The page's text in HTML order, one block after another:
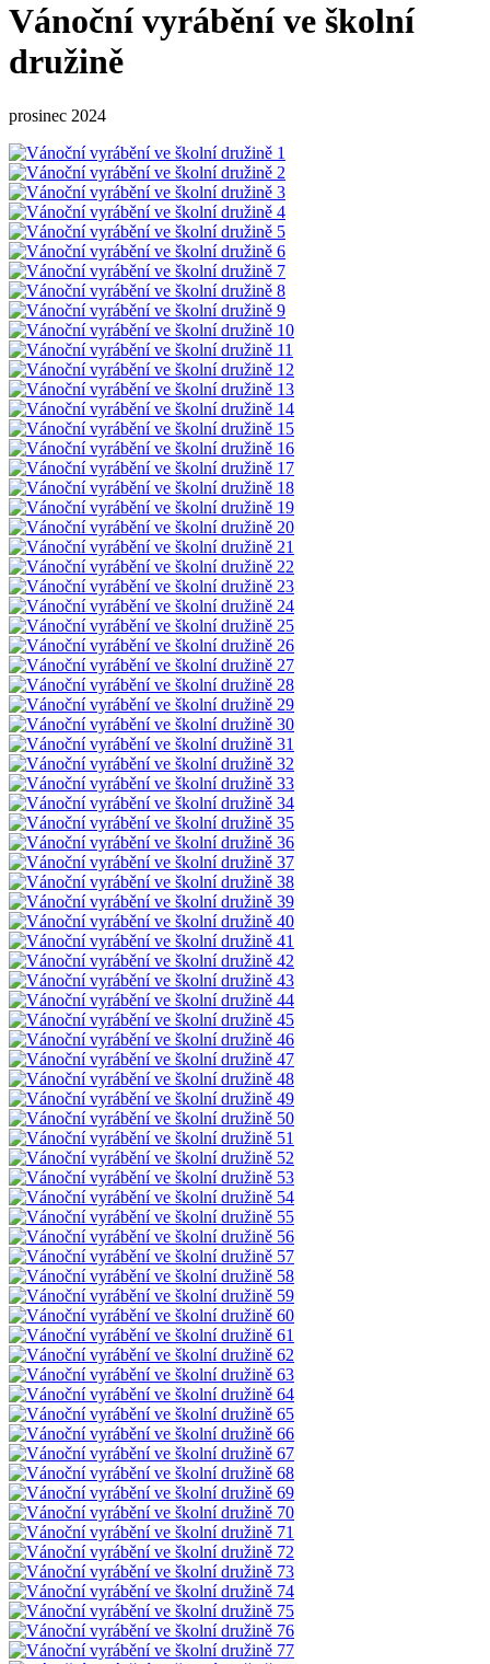
Vánoční vyrábění ve školní
družině
prosinec 2024